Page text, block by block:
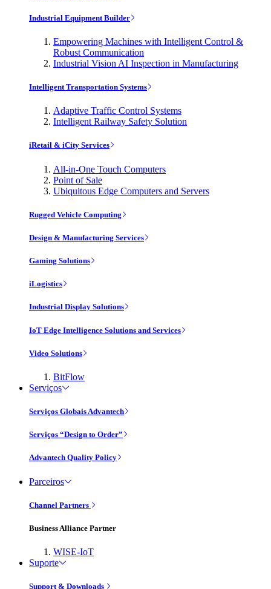
Industrial Equipment Builder
Empowering Machines with Intelligent Control &
Robust Communication
Industrial Vision AI Inspection in Manufacturing
Intelligent Transportation Systems
Adaptive Traffic Control Systems
Intelligent Railway Safety Solution
iRetail & iCity Services
All-in-One Touch Computers
Point of Sale
Ubiquitous Edge Computers and Servers
Rugged Vehicle Computing
Design & Manufacturing Services
Gaming Solutions
iLogistics
Industrial Display Solutions
IoT Edge Intelligence Solutions and Services
Video Solutions
BitFlow
Serviços
Serviços Globais Advantech
Serviços “Design to Order”
Advantech Quality Policy
Parceiros
Channel Partners
Business Alliance Partner
WISE-IoT
Suporte
Support & Downloads